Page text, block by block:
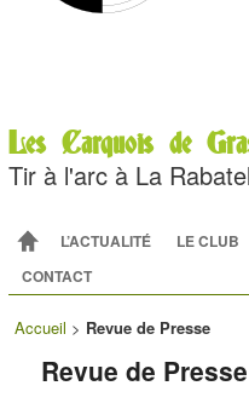
Les Carquois de
Tir à l'arc à La
Menu principal
ALLER AU CONTENU
ALLER AU CONTENU
L’ACTUALITÉ LE CLUB
CONTACT
Accueil > Revue de Presse
Revue de Presse